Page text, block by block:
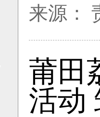
来源：
莆田
活动